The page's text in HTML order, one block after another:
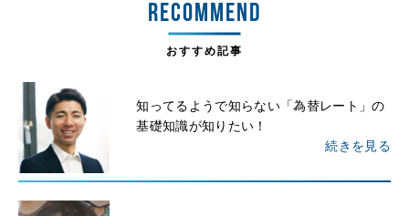
RECOMMEND
おすすめ記事
知ってるようで知らない「為替レート」の
基礎知識が知りたい！
続きを見る